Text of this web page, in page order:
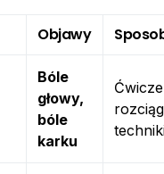
Objawy
Bóle
głowy,
bóle
karku